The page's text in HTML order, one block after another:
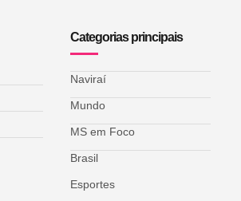
Categorias principais
Naviraí
Mundo
MS em Foco
Brasil
Esportes